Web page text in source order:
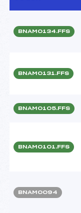
BNAM0134.FFS
BNAM0131.FFS
BNAM0105.FFS
BNAM0101.FFS
BNAM0094